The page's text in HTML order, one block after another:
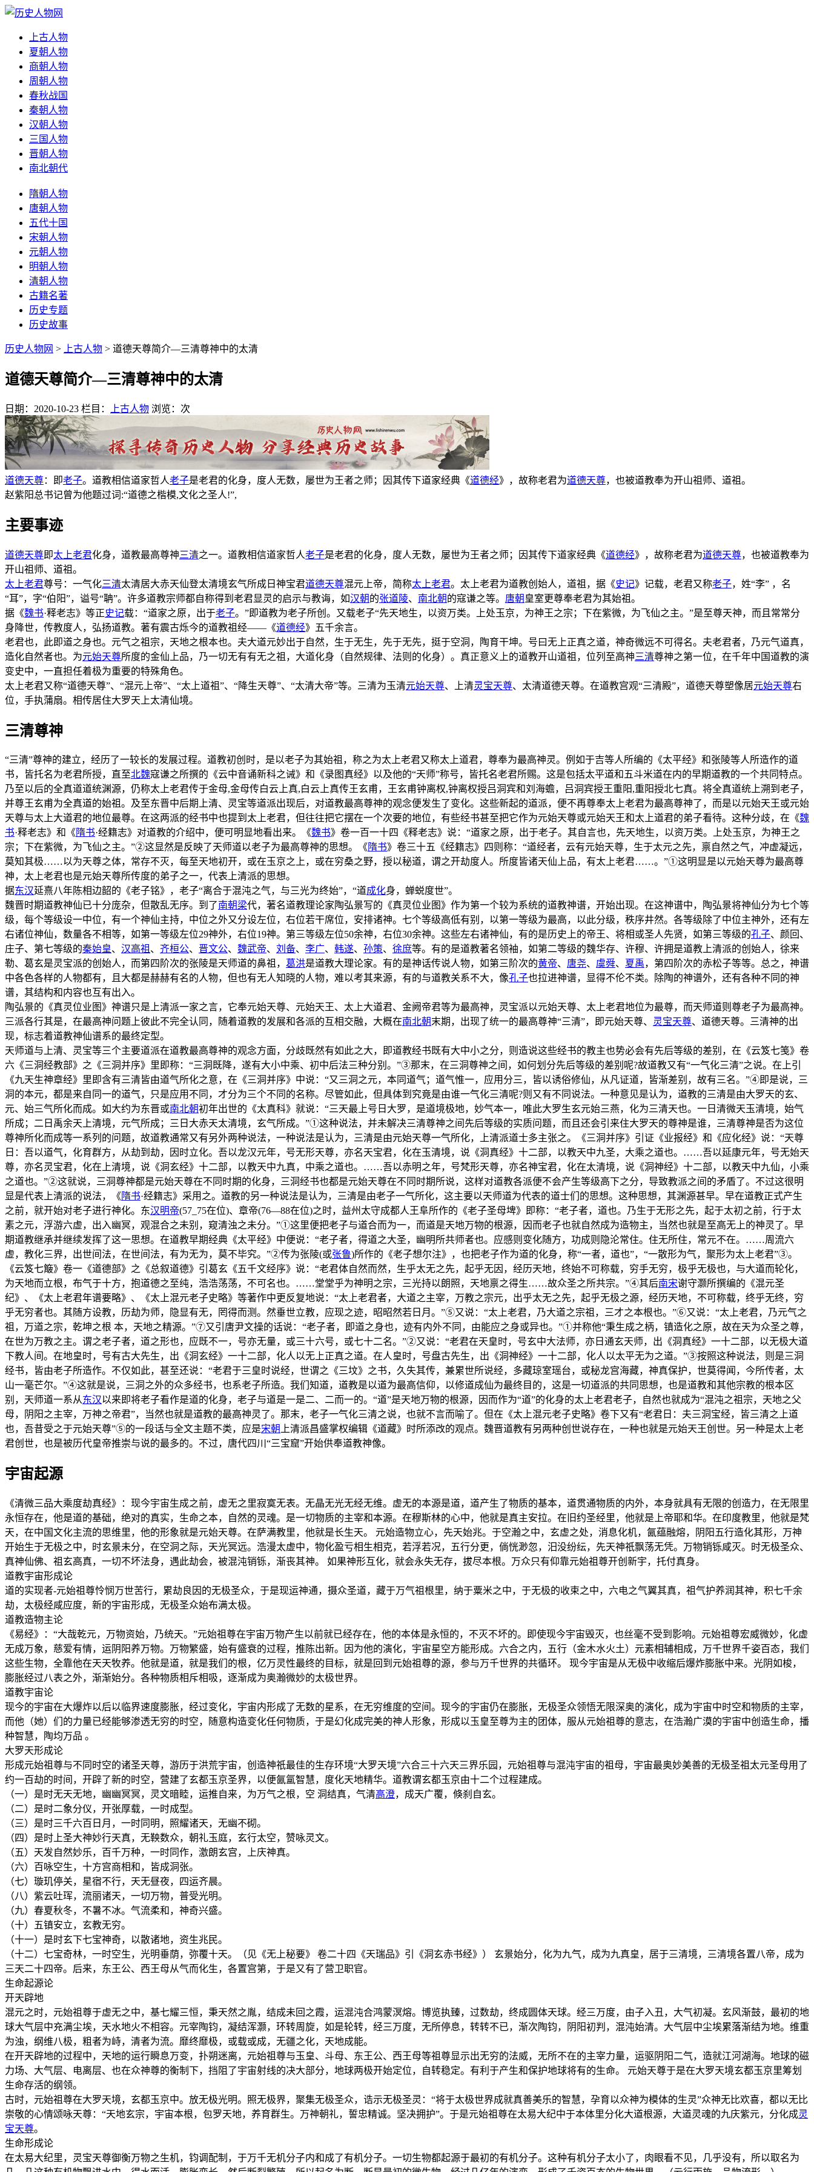
上古人物
夏朝人物
商朝人物
周朝人物
春秋战国
秦朝人物
汉朝人物
三国人物
晋朝人物
南北朝代
隋朝人物
唐朝人物
五代十国
宋朝人物
元朝人物
明朝人物
清朝人物
古籍名著
历史专题
历史故事
历史人物网 > 上古人物 > 道德天尊简介—三清尊神中的太清
道德天尊简介—三清尊神中的太清
日期：2020-10-23 栏目： 上古人物 浏览： 次
道德天尊：即老子。道教相信道家哲人老子是老君的化身，度人无数，屡世为王者之师；因其传下道家经典《道德经》，故称老君为道德天尊，也被道教奉为开山祖师、道祖。
赵紫阳总书记曾为他题过词:“道德之楷模,文化之圣人!”,
主要事迹
道德天尊即太上老君化身，道教最高尊神三清之一。道教相信道家哲人老子是老君的化身，度人无数，屡世为王者之师；因其传下道家经典《道德经》，故称老君为道德天尊，也被道教奉为
开山祖师、道祖。
太上老君尊号：一气化三清太清居大赤天仙登太清境玄气所成日神宝君道德天尊混元上帝，简称太上老君。太上老君为道教创始人，道祖，据《史记》记载，老君又称老子，姓“李” ，名
“耳”，字“伯阳”，谥号“聃”。许多道教宗师都自称得到老君显灵的启示与教诲，如汉朝的张道陵、 南北朝的寇谦之等。 唐朝 皇室更尊奉老君为其始祖。
据《魏书·释老志》等正史记载：“道家之原，出于老子。”即道教为老子所创。又载老子“先天地生，以资万类。上处玉京，为神王之宗；下在紫微，为飞仙之主。”是至尊天神，而且常常分
身降世，传教度人，弘扬道教。著有震古烁今的道教祖经——《道德经》五千余言。
老君也，此即道之身也。元气之祖宗，天地之根本也。夫大道元妙出于自然，生于无生，先于无先，挺于空洞，陶育干坤。号曰无上正真之道，神奇微远不可得名。夫老君者，乃元气道真，
造化自然者也。为元始天尊所度的金仙上品，乃一切无有有无之祖，大道化身（自然规律、法则的化身）。真正意义上的道教开山道祖，位列至高神三清尊神之第一位，在千年中国道教的演
变史中，一直担任着极为重要的特殊角色。
太上老君又称“道德天尊”、“混元上帝”、“太上道祖”、“降生天尊”、“太清大帝”等。三清为玉清元始天尊、上清灵宝天尊、太清道德天尊。在道教宫观“三清殿”，道德天尊塑像居元始天尊右
位，手执蒲扇。相传居住大罗天上太清仙境。
三清尊神
“三清”尊神的建立，经历了一较长的发展过程。道教初创时，是以老子为其始祖，称之为太上老君又称太上道君，尊奉为最高神灵。例如于吉等人所编的《太平经》和张陵等人所造作的道
书，皆托名为老君所授，直至北魏寇谦之所撰的《云中音诵新科之诫》和《录图真经》以及他的“天师”称号，皆托名老君所赐。这是包括太平道和五斗米道在内的早期道教的一个共同特点。
乃至以后的全真道道统渊源，仍称太上老君传于金母,金母传白云上真,白云上真传王玄甫，王玄甫钟离权,钟离权授吕洞宾和刘海蟾，吕洞宾授王重阳,重阳授北七真。将全真道统上溯到老子，
并尊王玄甫为全真道的始祖。及至东晋中后期上清、灵宝等道派出现后，对道教最高尊神的观念便发生了变化。这些新起的道派，便不再尊奉太上老君为最高尊神了，而是以元始天王或元始
天尊与太上大道君的地位最尊。在这两派的经书中也提到太上老君，但往往把它摆在一个次要的地位，有些经书甚至把它作为元始天尊或元始天王和太上道君的弟子看待。这种分歧，在《魏
书·释老志》和《 隋书·经籍志》对道教的介绍中，便可明显地看出来。《魏书》卷一百一十四《释老志》说：“道家之原，出于老子。其自言也，先天地生，以资万类。上处玉京，为神王之
宗；下在紫微，为飞仙之主。”②这显然是反映了天师道以老子为最高尊神的思想。《 隋书》卷三十五《经籍志》四则称：“道经者，云有元始天尊，生于太元之先，禀自然之气，冲虚凝远，
莫知其极……以为天尊之体，常存不灭，每至天地初开，或在玉京之上，或在穷桑之野，授以秘道，谓之开劫度人。所度皆诸天仙上品，有太上老君……。”①这明显是以元始天尊为最高尊
神，太上老君也是元始天尊所传度的弟子之一，代表上清派的思想。
据东汉延熹八年陈相边韶的《老子铭》，老子“离合于混沌之气，与三光为终始”，“道成化身，蝉蜕度世”。
魏晋时期道教神仙已十分庞杂，但散乱无序。到了南朝梁代，著名道教理论家陶弘景写的《真灵位业图》作为第一个较为系统的道教神谱，开始出现。在这神谱中，陶弘景将神仙分为七个等
级，每个等级设一中位，有一个神仙主持，中位之外又分设左位，右位若干席位，安排诸神。七个等级高低有别，以第一等级为最高，以此分级，秩序井然。各等级除了中位主神外，还有左
右诸位神仙，数量各不相等，如第一等级左位29神外，右位19神。第三等级左位50余神，右位30余神。这些左右诸神仙，有的是历史上的帝王、将相或圣人先贤，如第三等级的孔子、颜回、
庄子、第七等级的秦始皇、 汉高祖 、 齐桓公、 晋文公、 魏武帝、 刘备、 李广、 韩遂、 孙策、 徐庶等。有的是道教著名领袖，如第二等级的魏华存、许穆、许拥是道教上清派的创始人，徐来
勒、葛玄是灵宝派的创始人，而第四阶次的张陵是天师道的鼻祖， 葛洪是道教大理论家。有的是神话传说人物，如第三阶次的黄帝、 唐尧、 虞舜、 夏禹，第四阶次的赤松子等等。总之，神谱
中各色各样的人物都有，且大都是赫赫有名的人物，但也有无人知晓的人物，难以考其来源，有的与道教关系不大，像孔子也拉进神谱，显得不伦不类。除陶的神谱外，还有各种不同的神
谱，其结构和内容也互有出入。
陶弘景的《真灵位业图》神谱只是上清派一家之言，它奉元始天尊、元始天王、太上大道君、金阙帝君等为最高神，灵宝派以元始天尊、太上老君地位为最尊，而天师道则尊老子为最高神。
三派各行其是，在最高神问题上彼此不完全认同，随着道教的发展和各派的互相交融，大概在南北朝末期，出现了统一的最高尊神“三清”，即元始天尊、 灵宝天尊、道德天尊。三清神的出
现，标志着道教神仙谱系的最终定型。
天师道与上清、灵宝等三个主要道派在道教最高尊神的观念方面，分歧既然有如此之大，即道教经书既有大中小之分，则造说这些经书的教主也势必会有先后等级的差别，在《云笈七笺》卷
六《三洞经教部》之《三洞并序》里即称：“三洞既降，遂有大小中乘、初中后法三种分别。”③那末，在三洞尊神之间，如何划分先后等级的差别呢?故道教又有“一气化三清”之说。在上引
《九天生神章经》里即含有三清皆由道气所化之意，在《三洞并序》中说：“又三洞之元，本同道气；道气惟一，应用分三，皆以诱俗修仙，从凡证道，皆渐差别，故有三名。”④即是说，三
洞的本元，都是来自同一的道气，只是应用不同，才分为三个不同的名称。尽管如此，但具体到究竟是由谁一气化三清呢?则又有不同说法。一种意见是认为，道教的三清是由大罗天的玄、
元、始三气所化而成。如大约为东晋或南北朝初年出世的《太真科》就说：“三天最上号日大罗，是道境极地，妙气本一，唯此大罗生玄元始三燕，化为三清天也。一日清微天玉清境，始气
所成；二日禹余天上清境，元气所成；三日大赤天太清境，玄气所成。”①这种说法，并未解决三清尊神之间先后等级的实质问题，而且还会引来住大罗天的尊神是谁，三清尊神是否为这位
尊神所化而成等一系列的问题，故道教通常又有另外两种说法，一种说法是认为，三清是由元始天尊一气所化，上清派道士多主张之。《三洞并序》引证《业报经》和《应化经》说：“天尊
日：吾以道气，化育群方，从劫到劫，因时立化。吾以龙汉元年，号无形天尊，亦名天宝君，化在玉清境，说《洞真经》十二部，以教天中九圣，大乘之道也。……吾以延康元年，号无始天
尊，亦名灵宝君，化在上清境，说《洞玄经》十二部，以教天中九真，中乘之道也。……吾以赤明之年，号梵形天尊，亦名神宝君，化在太清境，说《洞神经》十二部，以教天中九仙，小乘
之道也。”②这就说，三洞尊神都是元始天尊在不同时期的化身，三洞经书也都是元始天尊在不同时期所说，这样对道教各派便不会产生等级高下之分，导致教派之间的矛盾了。不过这很明
显是代表上清派的说法，《 隋书·经籍志》采用之。道教的另一种说法是认为，三清是由老子一气所化，这主要以天师道为代表的道士们的思想。这种思想，其渊源甚早。早在道教正式产生
之前，就开始对老子进行神化。东汉明帝(57_75在位)、章帝(76—88在位)之时，益州太守成都人王阜所作的《老子圣母埤》即称：“老子者，道也。乃生于无形之先，起于太初之前，行于太
素之元，浮游六虚，出入幽冥，观混合之未别，窥清浊之未分。”①这里便把老子与道合而为一，而道是天地万物的根源，因而老子也就自然成为造物主，当然也就是至高无上的神灵了。早
期道教继承并继续发挥了这一思想。在道教早期经典《太平经》中便说：“老子者，得道之大圣，幽明所共师者也。应感则变化随方，功成则隐沦常住。住无所住，常元不在。……周流六
虚，教化三界，出世间法，在世间法，有为无为，莫不毕究。”②传为张陵(或张鲁)所作的《老子想尔注》，也把老子作为道的化身，称“一者，道也”，“一散形为气，聚形为太上老君”③。
《云笈七簸》卷一《道德部》之《总叙道德》引葛玄《五千文经序》说：“老君体自然而然，生乎太无之先，起乎无因，经历天地，终始不可称载，穷手无穷，极乎无极也，与大道而轮化，
为天地而立根，布气于十方，抱道德之至纯，浩浩荡荡，不可名也。……堂堂乎为神明之宗，三光持以朗照，天地禀之得生……故众圣之所共宗。”④其后南宋谢守灏所撰编的《混元圣
纪》、《太上老君年谱要略》、《太上混元老子史略》等著作中更反复地说：“太上老君者，大道之主宰，万教之宗元，出乎太无之先，起乎无极之源，经历天地，不可称载，终乎无终，穷
乎无穷者也。其随方设教，历劫为师，隐显有无，罔得而测。然垂世立教，应现之迹，昭昭然若日月。”⑤又说：“太上老君，乃大道之宗祖，三才之本根也。”⑥又说：“太上老君，乃元气之
祖，万道之宗，乾坤之根 本，天地之精源。”⑦又引唐尹文操的话说：“老子者，即道之身也，迹有内外不同，由能应之身或异也。”①并称他“秉生成之柄，镇造化之原，故在天为众圣之尊，
在世为万教之主。谓之老子者，道之形也，应既不一，号亦无量，或三十六号，或七十二名。”②又说：“老君在天皇时，号玄中大法师，亦日通玄天师，出《洞真经》一十二部，以无极大道
下教人间。在地皇时，号有古大先生，出《洞玄经》一十二部，化人以无上正真之道。在人皇时，号盘古先生，出《洞神经》一十二部，化人以太平无为之道。”③按照这种说法，则是三洞
经书，皆由老子所造作。不仅如此，甚至还说：“老君于三皇时说经，世谓之《三坟》之书，久失其传，兼累世所说经，多藏琼室瑶台，或秘龙宫海藏，神真保护，世莫得闻，今所传者，太
山一毫芒尔。”④这就是说，三洞之外的众多经书，也系老子所造。我们知道，道教是以道为最高信仰，以修道成仙为最终目的，这是一切道派的共同思想，也是道教和其他宗教的根本区
别，天师道一系从东汉以来即将老子看作是道的化身，老子与道是一是二、二而一的。“道”是天地万物的根源，因而作为“道”的化身的太上老君老子，自然也就成为“混沌之祖宗，天地之父
母，阴阳之主宰，万神之帝君”，当然也就是道教的最高神灵了。那末，老子一气化三清之说，也就不言而喻了。但在《太上混元老子史略》卷下又有“老君日：夫三洞宝经，皆三清之上道
也，吾昔受之于元始天尊”⑤的一段话与全文主题不类，应是宋朝上清派昌盛掌权编辑《道藏》时所添改的观点。魏晋道教有另两种创世说存在，一种也就是元始天王创世。另一种是太上老
君创世，也是被历代皇帝推崇与说的最多的。不过，唐代四川“三宝窟”开始供奉道教神像。
宇宙起源
《清微三品大乘度劫真经》：现今宇宙生成之前，虚无之里寂寞无表。无晶无光无经无维。虚无的本源是道，道产生了物质的基本，道贯通物质的内外，本身就具有无限的创造力，在无限里
永恒存在，他是道的基础，绝对的真实，生命之本，自然的灵魂。是一切物质的主宰和本源。在穆斯林的心中，他就是真主安拉。在旧约圣经里，他就是上帝耶和华。在印度教里，他就是梵
天，在中国文化主流的思维里，他的形象就是元始天尊。在萨满教里，他就是长生天。 元始造物立心，先天始兆。于空瀚之中，玄虚之处，消息化机，氤蕴融熔，阴阳五行造化其形，万神
开始生于无极之中，时玄景未分，在空洞之际，天光冥远。浩漫太虚中，物化盈亏相生相克，若浮若况，五行分更，倘恍渺忽，汨没纷纭，先天神祇飘荡无凭。万物销铄咸灭。时无极圣众、
真神仙佛、祖玄高真，一切不坏法身，遇此劫会，被混沌销铄，渐丧其神。 如果神形互化，就会永失无存，拔尽本根。万众只有仰靠元始祖尊开创新宇，托付真身。
道教宇宙形成论
道的实现者-元始祖尊怜悯万世苦行，累劫良因的无极圣众，于是现运神通，摄众圣道，藏于万气祖根里，纳于粟米之中，于无极的收束之中，六电之气翼其真，祖气护养润其神，积七千余
劫，太极经咸应度，新的宇宙形成，无极圣众始布满太极。
道教造物主论
《易经》：“大哉乾元，万物资始，乃统天。”元始祖尊在宇宙万物产生以前就已经存在，他的本体是永恒的，不灭不坏的。即使现今宇宙毁灭，也丝毫不受到影响。元始祖尊宏威微妙，化虚
无成万象，慈爱有情，运阴阳养万物。万物繁盛，始有盛衰的过程，推陈出新。因为他的演化，宇宙星空方能形成。六合之内，五行（金木水火土）元素相辅相成，万千世界千姿百态，我们
这些生物，全靠他在天天牧养。他就是道，就是我们的根，亿万灵性最终的目标，就是回到元始祖尊的源，参与万千世界的共循环。 现今宇宙是从无极中收缩后爆炸膨胀中来。光阴如梭，
膨胀经过八表之外，渐渐始分。各种物质相斥相吸，逐渐成为奥瀚微妙的太极世界。
道教宇宙论
现今的宇宙在大爆炸以后以临界速度膨胀，经过变化，宇宙内形成了无数的星系，在无穷维度的空间。现今的宇宙仍在膨胀，无极圣众领悟无限深奥的演化，成为宇宙中时空和物质的主宰，
而他（她）们的力量已经能够渗透无穷的时空，随意构造变化任何物质，于是幻化成完美的神人形象，形成以玉皇至尊为主的团体，服从元始祖尊的意志，在浩瀚广漠的宇宙中创造生命，播
种智慧，陶均万品 。
大罗天形成论
形成元始祖尊与不同时空的诸圣天尊，游历于洪荒宇宙，创造神祇最佳的生存环境“大罗天境”六合三十六天三界乐园，元始祖尊与混沌宇宙的祖母，宇宙最奥妙美善的无极圣祖太元圣母用了
约一百劫的时间，开辟了新的时空，营建了玄都玉京圣界，以便氤氲智慧，度化天地精华。道教谓玄都玉京由十二个过程建成。
（一）是时无天无地，幽幽冥冥，灵文暗睦，运推自来，为万气之根，空 洞结真，气清高澄，成天广覆，倏刹自玄。
（二）是时二象分仪，开张厚载，一时成型。
（三）是时三千六百日月，一时同明，照耀诸天，无幽不砌。
（四）是时上圣大神妙行天真，无鞅数众，朝礼玉庭，玄行太空，赞咏灵文。
（五）天发自然妙乐，百千万种，一时同作，激朗玄宫，上庆神真。
（六）百咏空生，十方宫商相和，皆成洞张。
（七）璇玑停关，星宿不行，天无昼夜，四运齐晨。
（八）紫云吐珲，流丽诸天，一切万物，普受光明。
（九）春夏秋冬，不暑不冰。气流柔和，神奇兴盛。
（十）五镇安立，玄教无穷。
（十一）是时玄下七宝神奇，以散诸地，资生兆民。
（十二）七宝奇林，一时空生，光明垂荫，弥覆十天。（见《无上秘要》 卷二十四《天瑞品》引《洞玄赤书经》） 玄景始分，化为九气，成为九真皇，居于三清境，三清境各置八帝，成为
三天二十四帝。后来，东王公、西王母从气而化生，各置宫第，于是又有了营卫职官。
生命起源论
开天辟地
混元之时，元始祖尊于虚无之中，基七耀三恒，秉天然之胤，结成未回之霞，运混沌合鸿蒙溟熔。博览执臻，过数劫，终成圆体天球。经三万度，由子入丑，大气初凝。玄风渐鼓，最初的地
球大气层中充满尘埃，天水地火不相容。元宰陶钧，凝结浑灏，环转周旋，如是轮转，经三万度，无所停息，转转不已，渐次陶钧，阴阳初判，混沌始清。大气层中尘埃累落渐结为地。维重
为浊，纲维八极，粗者为峙，清者为流。靡终靡极，或载或成，无疆之化，天地成能。
在开天辟地的过程中，天地的运行瞬息万变，扑朔迷离，元始祖尊与玉皇、斗母、东王公、西王母等祖尊显示出无穷的法威，无所不在的主宰力量，运驱阴阳二气，造就江河湖海。地球的磁
力场、大气层、电离层、也在众神尊的衡制下，挡阻了宇宙射线的决大部分，地球两极开始定位，自转稳定。有利于产生和保护地球将有的生命。 元始天尊于是在大罗天境玄都玉京里筹划
生命存活的纲领。
古时，元始祖尊在大罗天境，玄都玉京中。放无极光明。照无极界，聚集无极圣众，诰示无极圣灵：“将于太极世界成就真善美乐的智慧，孕育以众神为模体的生灵”众神无比欢喜，都以无比
崇敬的心情颂咏天尊：“天地玄宗，宇宙本根，包罗天地，养育群生。万神朝礼，誓忠精诚。坚决拥护”。于是元始祖尊在太易大纪中于本体里分化大道根源，大道灵魂的九庆紫元，分化成灵
宝天尊。
生命形成论
在太易大纪里，灵宝天尊御衡万物之生机，钧调配制，于万千无机分子内和成了有机分子。一切生物都起源于最初的有机分子。这种有机分子太小了，肉眼看不见，几乎没有，所以取名为